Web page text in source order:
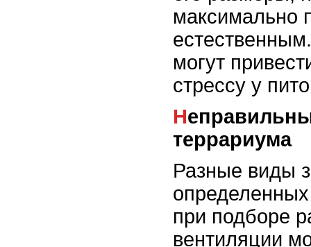
максимально
могут
стрессу у
Неправильный выбор
террариума
Разные виды
при подборе
вентиляции